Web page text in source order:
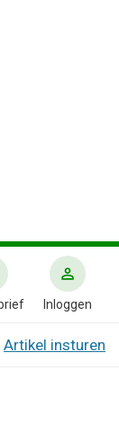
Inloggen
Artikel insturen